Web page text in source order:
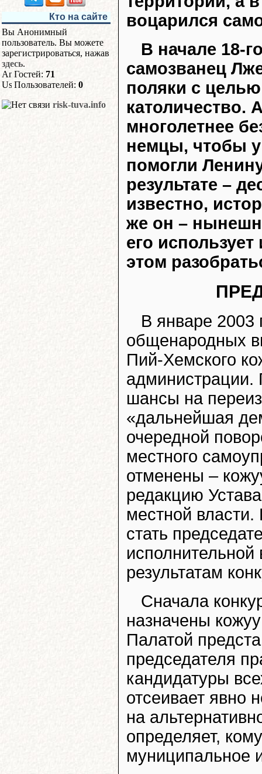
Кто на сайте
Вы Анонимный
пользователь. Вы можете
зарегистрироваться, нажав
здесь.
Гостей: 71
Пользователей: 0
risk-tuva.info
воцарился
В начале 18-
самозванец
поляки с
католичество.
многолетнее
немцы, чтобы
помогли
результате –
известно,
же он –
его
этом
В январе 2003
общенародных
Пий-Хемского
администрации.
шансы на
«дальнейшая
очередной
местного
отменены –
редакцию
местной
стать
исполнительной
результатам
Сначала
назначены
Палатой
председателя
кандидатуры
отсеивает явно
на
определяет,
муниципальное